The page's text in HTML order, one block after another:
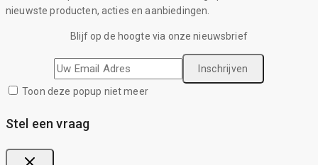
nieuwste producten, acties en aanbiedingen.
Blijf op de hoogte via onze nieuwsbrief
Toon deze popup niet meer
Stel een vraag